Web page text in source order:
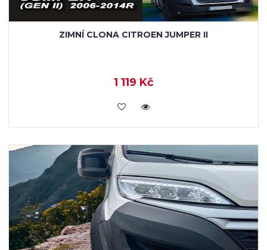
ZIMNÍ CLONA CITROEN JUMPER II
1 119 Kč
KOUPIT